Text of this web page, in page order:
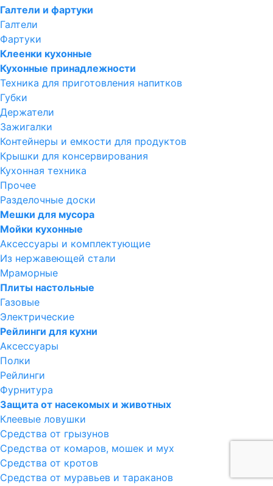
Галтели и фартуки
Галтели
Фартуки
Клеенки кухонные
Кухонные принадлежности
Техника для приготовления напитков
Губки
Держатели
Зажигалки
Контейнеры и емкости для продуктов
Крышки для консервирования
Кухонная техника
Прочее
Разделочные доски
Мешки для мусора
Мойки кухонные
Аксессуары и комплектующие
Из нержавеющей стали
Мраморные
Плиты настольные
Газовые
Электрические
Рейлинги для кухни
Аксессуары
Полки
Рейлинги
Фурнитура
Защита от насекомых и животных
Клеевые ловушки
Средства от грызунов
Средства от комаров, мошек и мух
Средства от кротов
Средства от муравьев и тараканов